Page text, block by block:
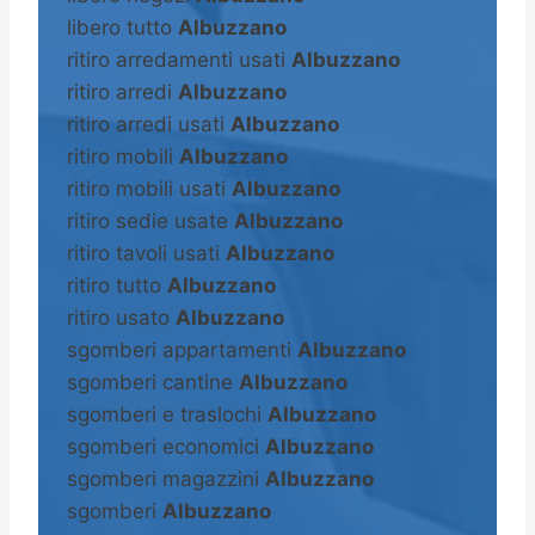
libero tutto Albuzzano
ritiro arredamenti usati Albuzzano
ritiro arredi Albuzzano
ritiro arredi usati Albuzzano
ritiro mobili Albuzzano
ritiro mobili usati Albuzzano
ritiro sedie usate Albuzzano
ritiro tavoli usati Albuzzano
ritiro tutto Albuzzano
ritiro usato Albuzzano
sgomberi appartamenti Albuzzano
sgomberi cantine Albuzzano
sgomberi e traslochi Albuzzano
sgomberi economici Albuzzano
sgomberi magazzini Albuzzano
sgomberi Albuzzano